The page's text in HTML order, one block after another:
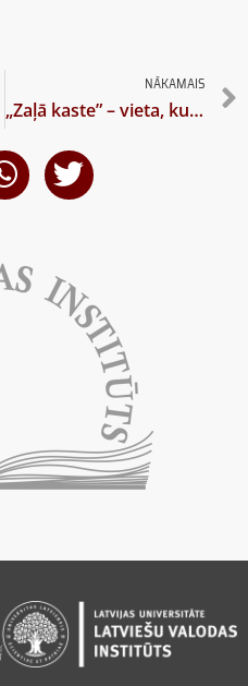
NĀKAMAIS
„Zaļā kaste” – vieta, kur doktorantiem un jaunajiem zinātniekiem satikties un mācīties